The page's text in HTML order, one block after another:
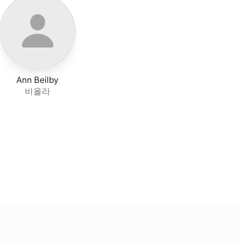
Ann Beilby
비올라